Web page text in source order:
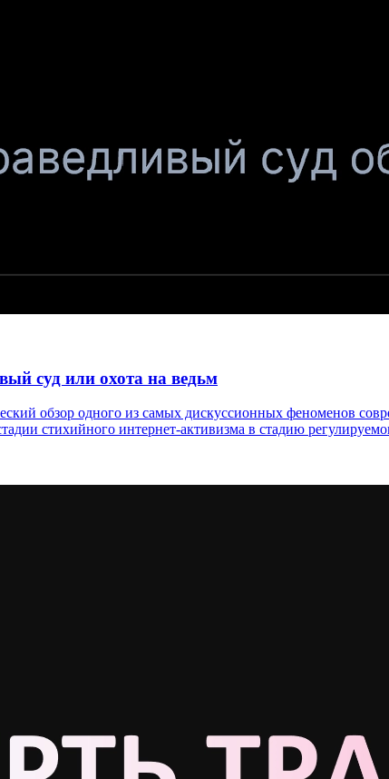
суд или охота на ведьм
обзор одного из самых дискуссионных феноменов
стихийного интернет-активизма в стадию